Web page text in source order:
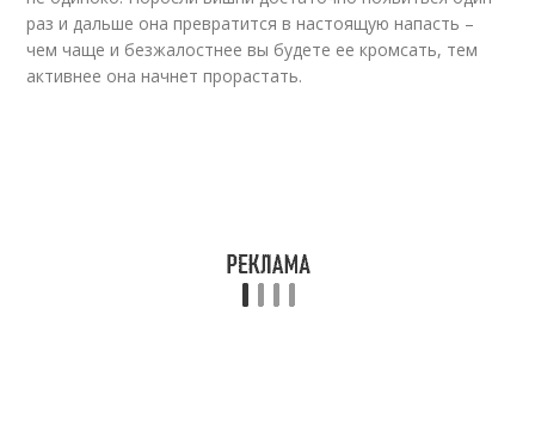
раз и дальше она превратится в настоящую напасть –
чем чаще и безжалостнее вы будете ее кромсать, тем
активнее она начнет прорастать.